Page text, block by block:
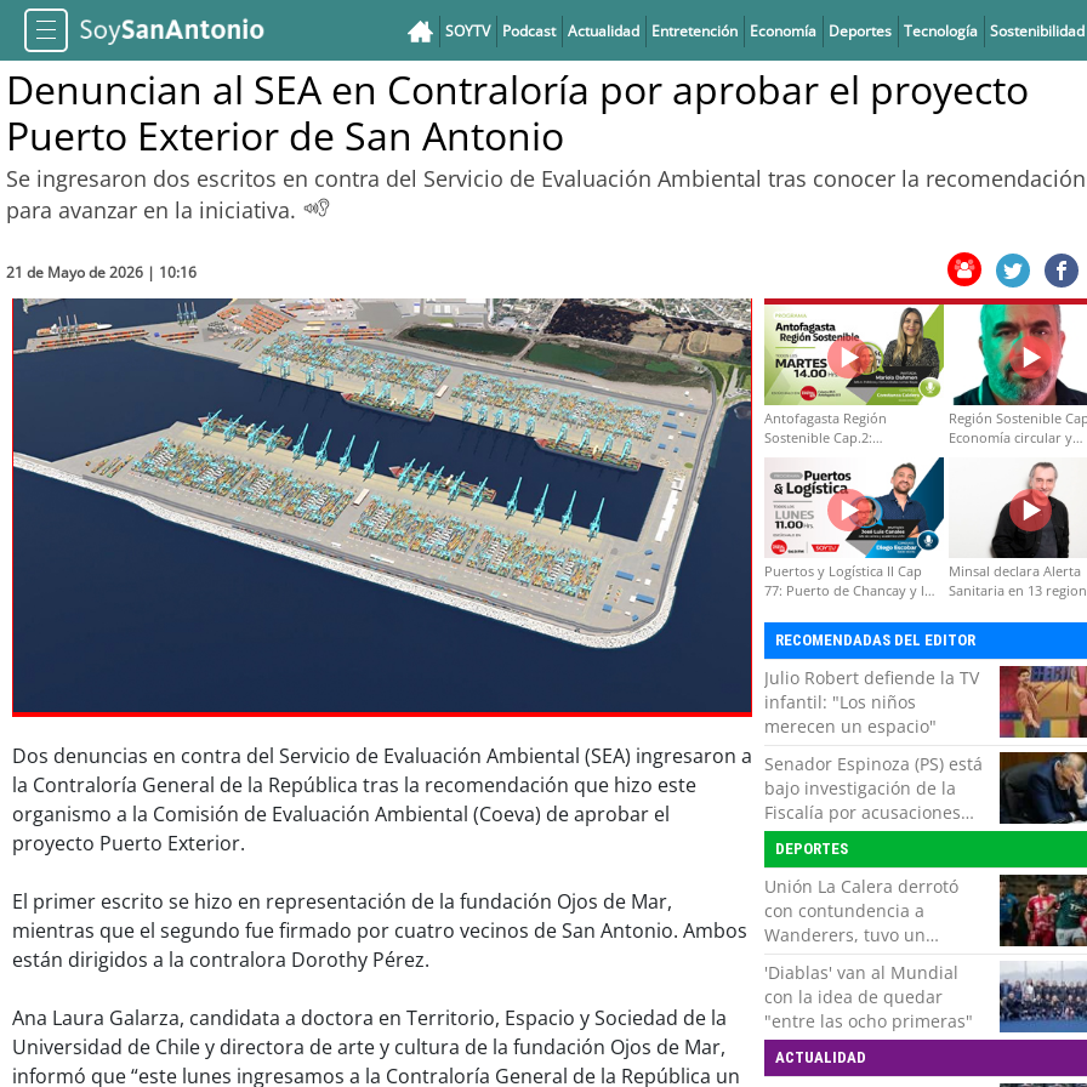
SOYTV Podcast Actualidad Entretención Economía Deportes Tecnología Sostenibilidad
Denuncian al SEA en Contraloría por aprobar el proyecto
Puerto Exterior de San Antonio
Se ingresaron dos escritos en contra del Servicio de Evaluación Ambiental tras conocer la recomendación
para avanzar en la iniciativa.
21 de Mayo de 2026 | 10:16
Dos denuncias en contra del Servicio de Evaluación Ambiental (SEA) ingresaron a
la Contraloría General de la República tras la recomendación que hizo este
organismo a la Comisión de Evaluación Ambiental (Coeva) de aprobar el
proyecto Puerto Exterior.
El primer escrito se hizo en representación de la fundación Ojos de Mar,
mientras que el segundo fue firmado por cuatro vecinos de San Antonio. Ambos
están dirigidos a la contralora Dorothy Pérez.
Ana Laura Galarza, candidata a doctora en Territorio, Espacio y Sociedad de la
Universidad de Chile y directora de arte y cultura de la fundación Ojos de Mar,
informó que “este lunes ingresamos a la Contraloría General de la República un
Antofagasta Región
Sostenible Cap.2:
Educación ambiental y
formación de capacidades
técnicas
Región Sostenible
Economía circular y
Puertos y Logística II Cap
77: Puerto de Chancay y la
Minsal declara Alerta
Sanitaria en 13
RECOMENDADAS DEL EDITOR
Julio Robert defiende la TV
infantil: "Los niños
merecen un espacio"
Senador Espinoza (PS) está
bajo investigación de la
Fiscalía por acusaciones
cruzadas de agresión con
su pareja
DEPORTES
Unión La Calera derrotó
con contundencia a
Wanderers, tuvo un
respiro y clasificó en Copa
Chile
'Diablas' van al Mundial
con la idea de quedar
"entre las ocho primeras"
ACTUALIDAD